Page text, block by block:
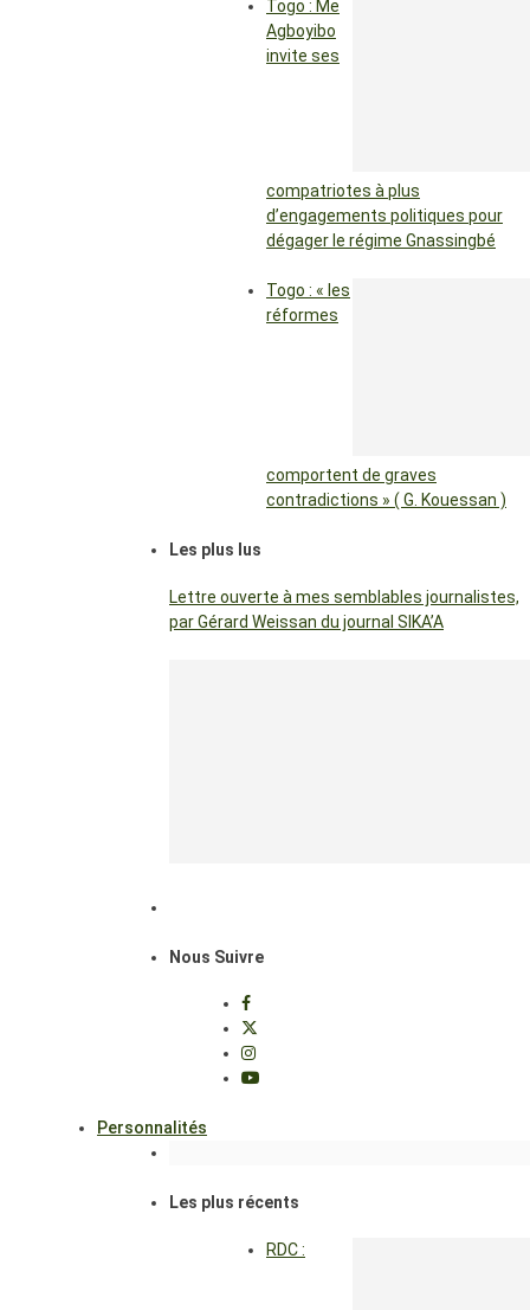
Togo : Me
Agboyibo
invite ses
compatriotes à plus
d’engagements politiques pour
dégager le régime Gnassingbé
Togo : « les
réformes
comportent de graves
contradictions » ( G. Kouessan )
Les plus lus
Lettre ouverte à mes semblables journalistes,
par Gérard Weissan du journal SIKA’A
Nous Suivre
Personnalités
Les plus récents
RDC :